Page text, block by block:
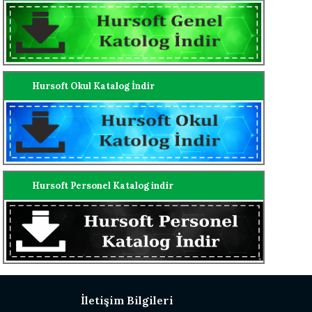
Hursoft Okul Katalog İndir
Hursoft Personel Katalog indir
İletişim Bilgileri